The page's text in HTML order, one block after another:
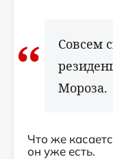
Совсем
Мороза.
Что же
он уже есть.